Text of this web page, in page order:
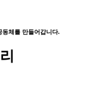
체를 만들어갑니다.